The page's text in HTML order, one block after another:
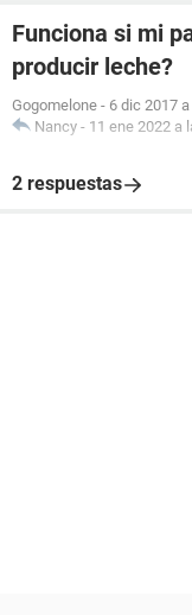
Funciona si mi
producir leche?
Gogomelone - 6 dic 2017
Nancy - 11 ene 2022 a
2 respuestas